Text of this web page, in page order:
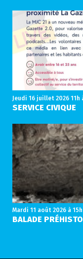
Jeudi 16 juillet 202611h
SERVICE CIVIQUE
Mardi 11 août 2026à 15h
BALADE